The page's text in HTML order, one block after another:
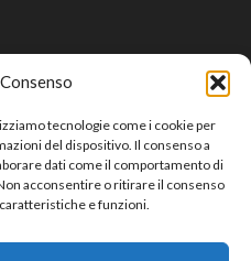
tecnologie come i cookie per
del dispositivo. Il consenso a
dati come il comportamento di
acconsentire o ritirare il consenso
e funzioni.
Gioielleria